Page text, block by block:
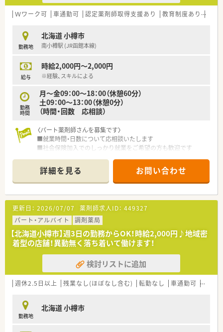
＜働き方について＞
日のご相談が可能です。
■週2日以上のシフトで時間・回数はご相談ください。
■週20時間以上で社会保険可能です。
Ｗワーク可 車通勤可 認定薬剤師取得支援あり 教育制度あり
勤務地
北海道 小樽市
南小樽駅 (JR函館本線)
給与
時給2,000円～2,000円
※経験、スキルによる
勤務
時間
月～金09：00～18：00（休憩60分）
土09：00～13：00（休憩0分）
（時間・回数 応相談）
〈パート薬剤師さんを募集です〉
■就業時間・日数について応相談いたします
■社会保険加入でのしっかり就業をご希望の方も歓迎です
教育研修にも注力しています
調剤経験の浅い方やブランクのある方にも基礎から学んでお
仕事していただけます
〈こんな薬局です〉
■JR南小樽駅から徒歩15分、中央バス龍徳寺前停留所から徒歩3
分のアクセスです。
■脳神経外科クリニックからの処方せんをメインに応需。
薬剤師3名在籍し、1日80枚の処方せんあつかっており、在宅に
も対応しています。
詳細を見る お問い合わせ
更新日： 2026/07/07 薬剤師求人ID： 449327
パート・アルバイト
調剤薬局
【北海道小樽市】週3日の勤務からOK！時給2,000円♪地域密
着型の店舗！異動無く落ち着いて働けます！
検討リストに追加
週休2.5日以上 残業なし(ほぼなし含む) 転勤なし 車通勤可 シフ
勤務地
北海道 小樽市